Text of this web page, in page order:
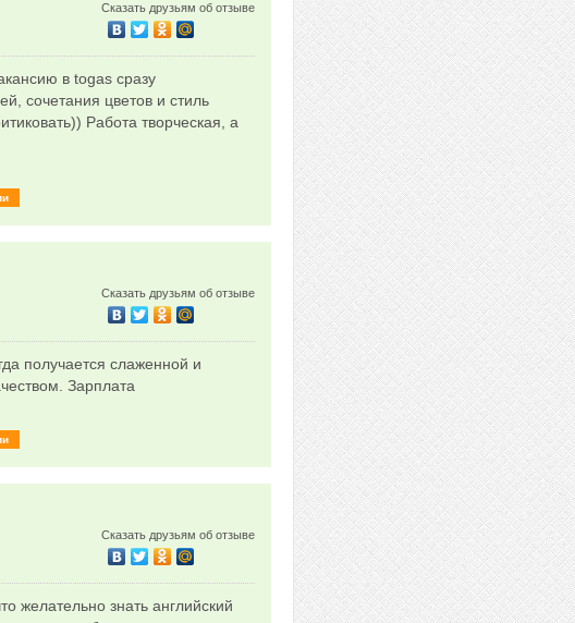
Сказать друзьям об отзыве
в togas сразу
сочетания цветов и стиль
Работа творческая, а
Сказать друзьям об отзыве
получается слаженной и
Зарплата
Сказать друзьям об отзыве
желательно знать английский